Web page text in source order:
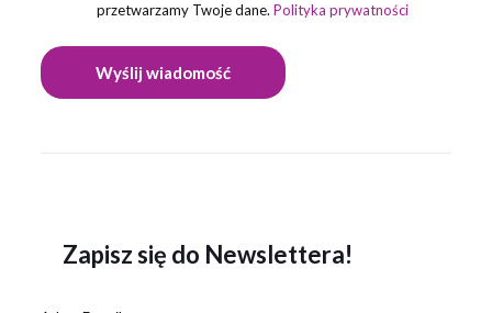
przetwarzamy Twoje dane.Polityka prywatności
Zapisz się do Newslettera!